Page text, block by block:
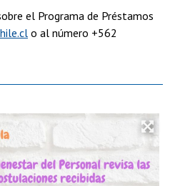
el Programa de Préstamos
o al número +562